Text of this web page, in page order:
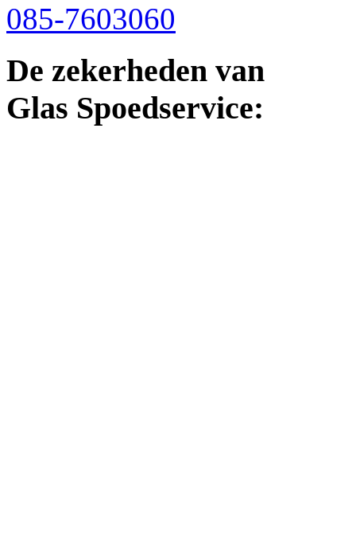
085-7603060
De zekerheden van
Glas Spoedservice: